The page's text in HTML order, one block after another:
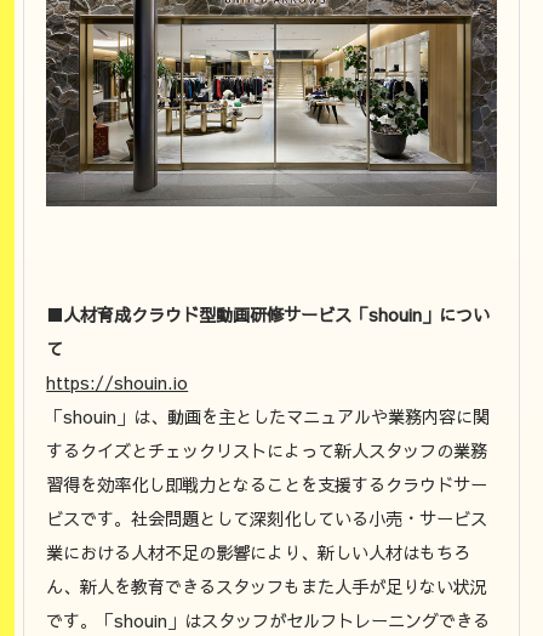
■人材育成クラウド型動画研修サービス「shouin」につい
て
https://shouin.io
「shouin」は、動画を主としたマニュアルや業務内容に関
するクイズとチェックリストによって新人スタッフの業務
習得を効率化し即戦力となることを支援するクラウドサー
ビスです。社会問題として深刻化している小売・サービス
業における人材不足の影響により、新しい人材はもちろ
ん、新人を教育できるスタッフもまた人手が足りない状況
です。「shouin」はスタッフがセルフトレーニングできる